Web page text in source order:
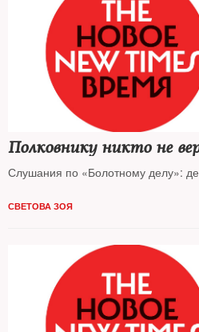
Полковнику никто не
Слушания по «Болотному делу»:
СВЕТОВА ЗОЯ